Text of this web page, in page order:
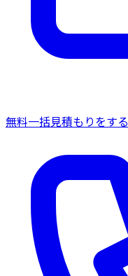
無料一括見積もりをする